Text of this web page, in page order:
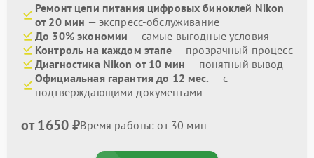
Ремонт цепи питания цифровых биноклей Nikon
от 20 мин — экспресс-обслуживание
До 30% экономии — самые выгодные условия
Контроль на каждом этапе — прозрачный процесс
Диагностика Nikon от 10 мин — понятный вывод
Официальная гарантия до 12 мес. — с
подтверждающими документами
от 1650 ₽Время работы: от 30 мин